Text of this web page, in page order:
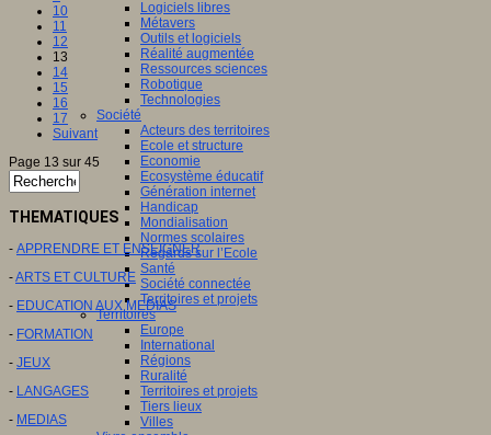
Logiciels libres
Métavers
Outils et logiciels
Réalité augmentée
Ressources sciences
Robotique
Technologies
Société
Acteurs des territoires
Ecole et structure
Economie
Ecosystème éducatif
Génération internet
Handicap
Mondialisation
Normes scolaires
Regards sur l’Ecole
Santé
Société connectée
Territoires et projets
Territoires
Europe
International
Régions
Ruralité
Territoires et projets
Tiers lieux
Villes
10
11
12
13
14
15
16
17
Suivant
Page 13 sur 45
THEMATIQUES
- APPRENDRE ET ENSEIGNER
-ARTS ET CULTURE
- EDUCATION AUX MEDIAS
- FORMATION
- JEUX
- LANGAGES
- MEDIAS